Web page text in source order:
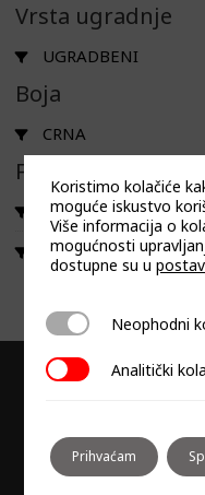
Vrsta ugradnje
UGRADBENI
Boja
CRNA
Filtriraj prema
DUNAVOX BALANCE
DUNAVOX JOY
Koristimo kolačiće
moguće iskustvo
Više informacija o
mogućnosti
dostupne su u
NeophodniNeophodni
AnalitičkiAnalitički
Prihvaćam